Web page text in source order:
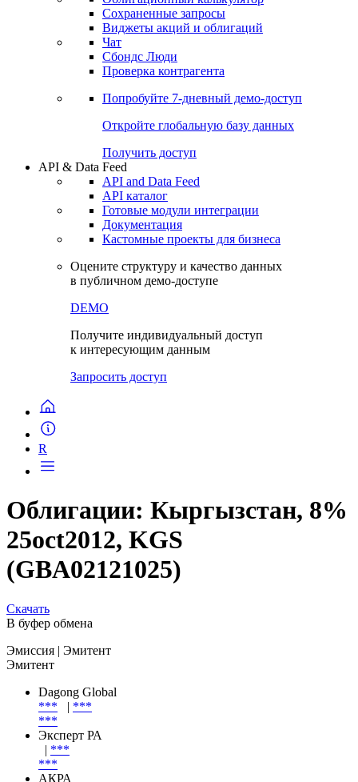
Сохраненные запросы
Виджеты акций и облигаций
Чат
Сбондс Люди
Проверка контрагента
Попробуйте 7-дневный демо-доступ
Откройте глобальную базу данных
Получить доступ
API & Data Feed
API and Data Feed
API каталог
Готовые модули интеграции
Документация
Кастомные проекты для бизнеса
Оцените структуру и качество данных
в публичном демо-доступе
DEMO
Получите индивидуальный доступ
к интересующим данным
Запросить доступ
R
Облигации: Кыргызстан, 8%
25oct2012, KGS
(GBA02121025)
Скачать
В буфер обмена
Эмиссия | Эмитент
Эмитент
Dagong Global
***
| ***
***
Эксперт РА
| ***
***
АКРА